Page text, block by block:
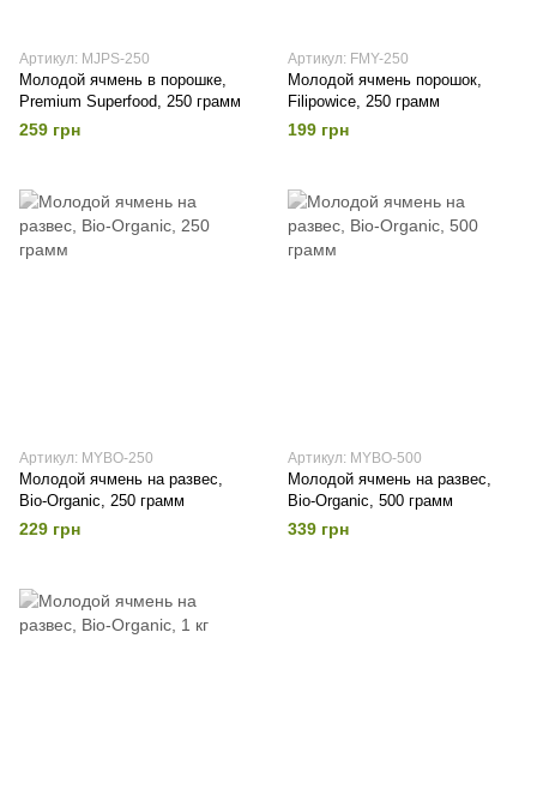
Артикул: MJPS-250
Молодой ячмень в порошке,
Premium Superfood, 250 грамм
259 грн
Артикул: FMY-250
Молодой ячмень порошок,
Filipowice, 250 грамм
199 грн
Артикул: MYBO-250
Молодой ячмень на развес,
Bio-Organic, 250 грамм
229 грн
Артикул: MYBO-500
Молодой ячмень на развес,
Bio-Organic, 500 грамм
339 грн